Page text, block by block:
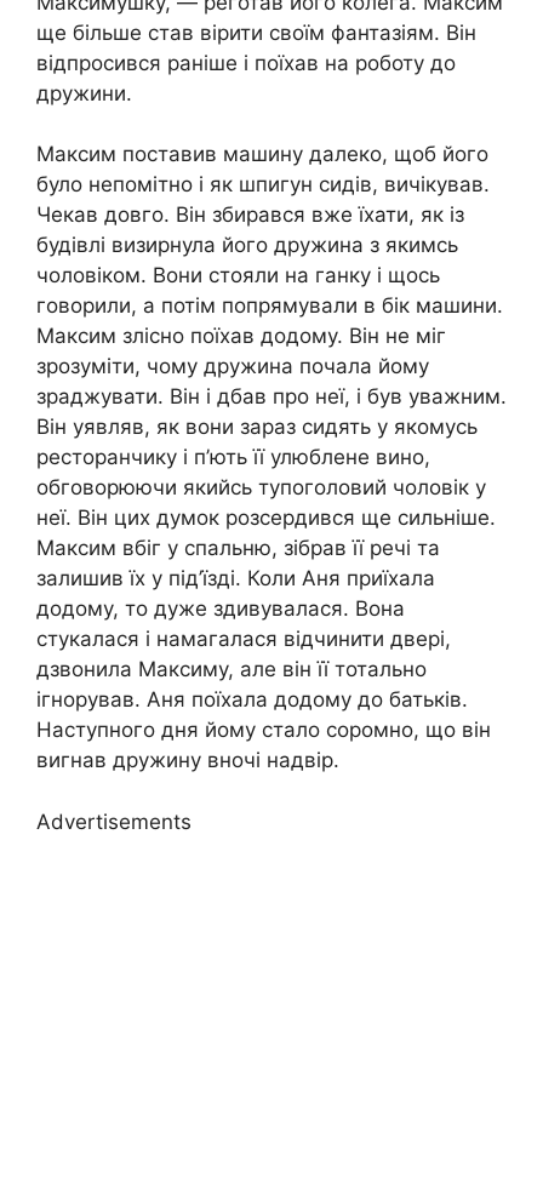
ще більше став вірити своїм фaнтазiям. Він
відпросився раніше і поїхав на роботу до
дружини.
Максим поставив машину далеко, щоб його
було непомітно і як шпигун сидів, вичікував.
Чекав довго. Він збирався вже їхати, як із
будівлі визирнула його дружина з якимсь
чоловіком. Вони стояли на ганку і щось
говорили, а потім попрямували в бік машини.
Максим злісно поїхав додому. Він не міг
зрозуміти, чому дружина почала йому
зраджувати. Він і дбав про неї, і був уважним.
Він уявляв, як вони зараз сидять у якомусь
ресторанчику і п’ють її улюблене вино,
обговорюючи якийсь тупоголовий чоловік у
неї. Він цих думок poзсердився ще сильніше.
Максим вбіг у спальню, зібрав її речі та
залишив їх у під’їзді. Коли Аня приїхала
додому, то дуже здивувалася. Вона
стукалася і намагалася відчинити двері,
дзвонила Максиму, але він її тотально
ігнорував. Аня поїхала додому до батьків.
Наступного дня йому стало copoмно, що він
вигнав дружину вночі надвір.
Advertisements